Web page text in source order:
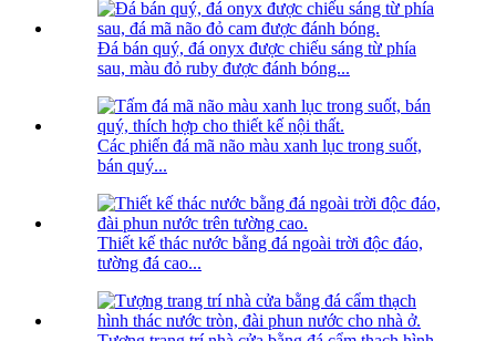
Đá bán quý, đá onyx được chiếu sáng từ phía
sau, màu đỏ ruby ​​được đánh bóng...
Các phiến đá mã não màu xanh lục trong suốt,
bán quý...
Thiết kế thác nước bằng đá ngoài trời độc đáo,
tường đá cao...